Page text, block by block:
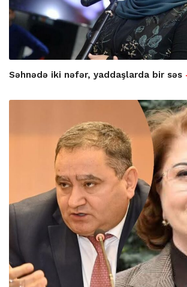
Səhnədə iki nəfər, yaddaşlarda bir səs